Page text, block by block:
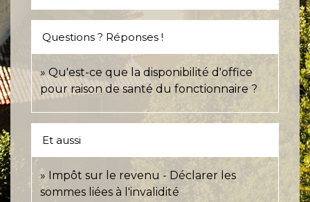
Questions ? Réponses !
Qu'est-ce que la disponibilité d'office
pour raison de santé du fonctionnaire ?
Et aussi
Impôt sur le revenu - Déclarer les
sommes liées à l'invalidité